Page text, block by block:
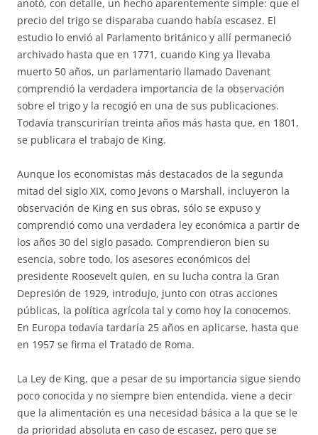
anotó, con detalle, un hecho aparentemente simple: que el
precio del trigo se disparaba cuando había escasez. El
estudio lo envió al Parlamento británico y allí permaneció
archivado hasta que en 1771, cuando King ya llevaba
muerto 50 años, un parlamentario llamado Davenant
comprendió la verdadera importancia de la observación
sobre el trigo y la recogió en una de sus publicaciones.
Todavía transcurirían treinta años más hasta que, en 1801,
se publicara el trabajo de King.
Aunque los economistas más destacados de la segunda
mitad del siglo XIX, como Jevons o Marshall, incluyeron la
observación de King en sus obras, sólo se expuso y
comprendió como una verdadera ley económica a partir de
los años 30 del siglo pasado. Comprendieron bien su
esencia, sobre todo, los asesores económicos del
presidente Roosevelt quien, en su lucha contra la Gran
Depresión de 1929, introdujo, junto con otras acciones
públicas, la política agrícola tal y como hoy la conocemos.
En Europa todavía tardaría 25 años en aplicarse, hasta que
en 1957 se firma el Tratado de Roma.
La Ley de King, que a pesar de su importancia sigue siendo
poco conocida y no siempre bien entendida, viene a decir
que la alimentación es una necesidad básica a la que se le
da prioridad absoluta en caso de escasez, pero que se